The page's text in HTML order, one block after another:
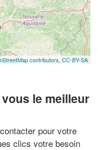
contributors, CC-BY-SA
le meilleur
pour votre
clics votre besoin